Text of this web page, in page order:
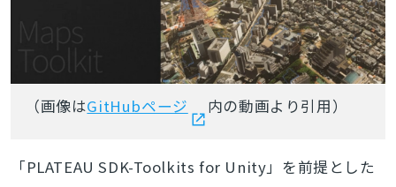
（画像はGitHubページ 内の動画より引用）
「PLATEAU SDK-Toolkits for Unity」を前提とした